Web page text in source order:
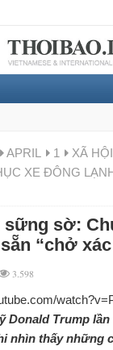
APRIL 1 XÃ HỘI
XE ĐÔNG
sững sờ:
“chở
3.598
Donald Trump
nhìn thấy những